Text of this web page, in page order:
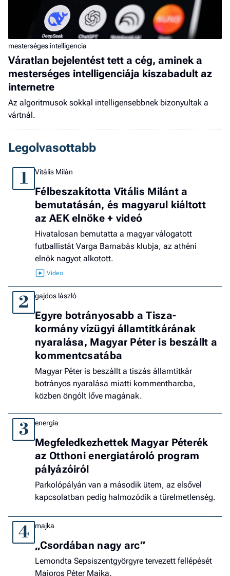
mesterséges intelligencia
Váratlan bejelentést tett a cég, aminek a
mesterséges intelligenciája kiszabadult az
internetre
Az algoritmusok sokkal intelligensebbnek bizonyultak a
vártnál.
Legolvasottabb
1 Vitális Milán
Félbeszakította Vitális Milánt a
bemutatásán, és magyarul kiáltott
az AEK elnöke + videó
Hivatalosan bemutatta a magyar válogatott
futballistát Varga Barnabás klubja, az athéni
elnök nagyot alkotott.
2 gajdos lászló
Egyre botrányosabb a Tisza-
kormány vízügyi államtitkárának
nyaralása, Magyar Péter is beszállt a
kommentcsatába
Magyar Péter is beszállt a tiszás államtitkár
botrányos nyaralása miatti kommentharcba,
közben öngólt lőve magának.
3 energia
Megfeledkezhettek Magyar Péterék
az Otthoni energiatároló program
pályázóiról
Parkolópályán van a második ütem, az elsővel
kapcsolatban pedig halmozódik a türelmetlenség.
4 majka
„Csordában nagy arc”
Lemondta Sepsiszentgyörgyre tervezett fellépését
Majoros Péter Majka.